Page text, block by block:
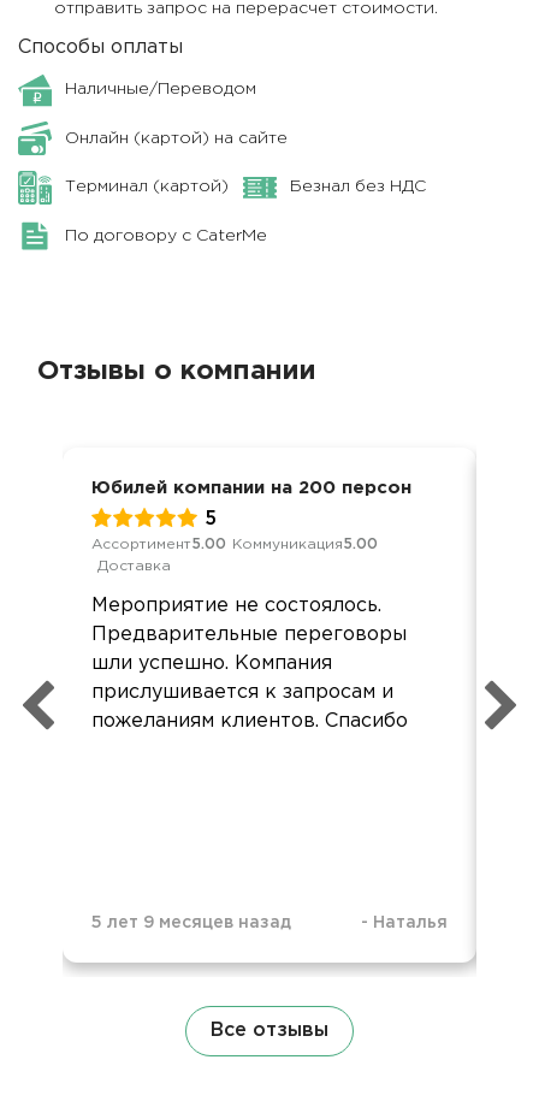
отправить запрос на перерасчет стоимости.
Способы оплаты
Наличные/Переводом
Онлайн (картой) на сайте
Терминал (картой) Безнал без НДС
По договору с CaterMe
Отзывы о компании
Юбилей компании на 200 персон
5
Ассортимент5.00 Коммуникация5.00
Доставка
Мероприятие не состоялось.
Предварительные переговоры
шли успешно. Компания
прислушивается к запросам и
пожеланиям клиентов. Спасибо
5 лет 9 месяцев назад - Наталья
Все отзывы